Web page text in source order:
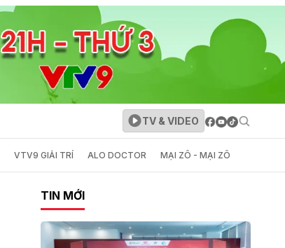
TV & VIDEO
VTV9 GIẢI TRÍ ALO DOCTOR MẠI ZÔ - MẠI ZÔ
TIN MỚI